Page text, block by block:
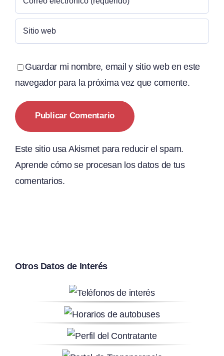
Guardar mi nombre, email y sitio web en este
navegador para la próxima vez que comente.
Este sitio usa Akismet para reducir el spam.
Aprende cómo se procesan los datos de tus
comentarios.
Otros Datos de Interés